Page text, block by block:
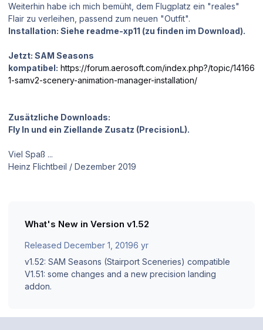
Weiterhin habe ich mich bemüht, dem Flugplatz ein "reales"
Flair zu verleihen, passend zum neuen "Outfit".
Installation: Siehe readme-xp11 (zu finden im Download).
Jetzt: SAM Seasons
kompatibel: https://forum.aerosoft.com/index.php?/topic/14166
1-samv2-scenery-animation-manager-installation/
Zusätzliche Downloads:
Fly In und ein Ziellande Zusatz (PrecisionL).
Viel Spaß ...
Heinz Flichtbeil / Dezember 2019
What's New in Version v1.52
Released December 1, 20196 yr
v1.52: SAM Seasons (Stairport Sceneries) compatible
V1.51: some changes and a new precision landing
addon.